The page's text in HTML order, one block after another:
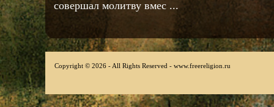
совершал молитву вмес ...
Copyright © 2026 - All Rights Reserved - www.freereligion.ru